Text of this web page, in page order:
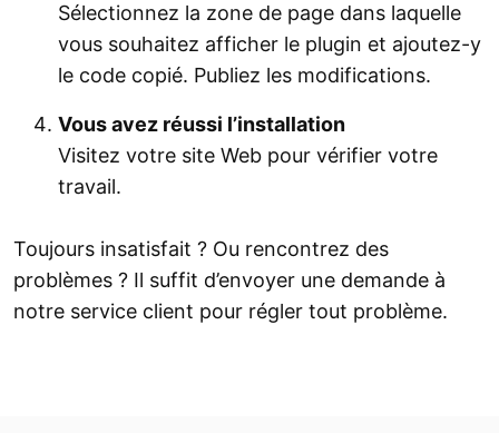
Sélectionnez la zone de page dans laquelle
vous souhaitez afficher le plugin et ajoutez-y
le code copié. Publiez les modifications.
Vous avez réussi l’installation
Visitez votre site Web pour vérifier votre
travail.
Toujours insatisfait ? Ou rencontrez des
problèmes ? Il suffit d’envoyer une demande à
notre service client pour régler tout problème.